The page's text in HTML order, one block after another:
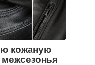
кожаную
межсезонья